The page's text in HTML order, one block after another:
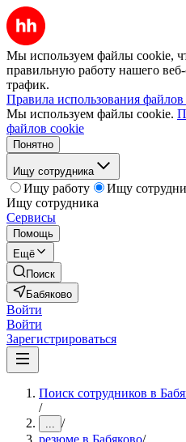
Мы используем файлы cookie,
правильную работу нашего веб-
трафик.
Правила использования
Мы используем файлы cookie.
файлов cookie
Понятно
Ищу сотрудника
Ищу работу
Ищу
Ищу сотрудника
Сервисы
Помощь
Ещё
Поиск
Бабяково
Войти
Войти
Зарегистрироваться
Поиск сотрудников в
/
... /
резюме в Бабяково/